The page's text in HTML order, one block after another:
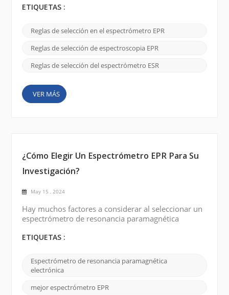
sustancias paramagnéticas. Proporciona
interacciones de los electrones desapareados en los
campos magnéticos. Las reglas de selección en
espectroscopia EPR establecen condiciones que
ETIQUETAS :
Reglas de selección en el espectrómetro EPR
Reglas de selección de espectroscopia EPR
Reglas de selección del espectrómetro ESR
VER MÁS
¿Cómo Elegir Un Espectrómetro EPR Para Su
Investigación?
May 15 , 2024
Hay muchos factores a considerar al seleccionar un
espectrómetro de resonancia paramagnética
los puntos clave se enumeran a continuación:
frecuencia necesario para su estudio. Los
espectrómetros EPR están disponibles en diferentes
banda W. La elección depen...
ETIQUETAS :
Espectrómetro de resonancia paramagnética
electrónica
mejor espectrómetro EPR